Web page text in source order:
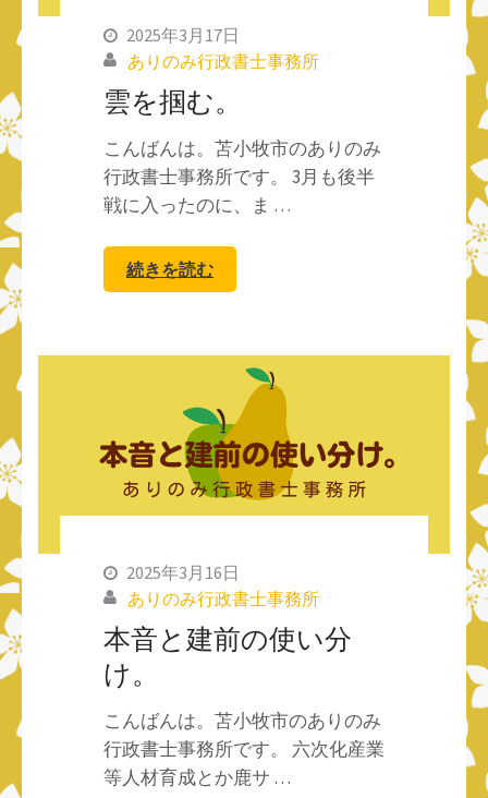
2025年3月17日
ありのみ行政書士事務所
雲を掴む。
こんばんは。苫小牧市のありのみ
行政書士事務所です。 3月も後半
戦に入ったのに、ま …
続きを読む
2025年3月16日
ありのみ行政書士事務所
本音と建前の使い分
け。
こんばんは。苫小牧市のありのみ
行政書士事務所です。 六次化産業
等人材育成とか鹿サ …